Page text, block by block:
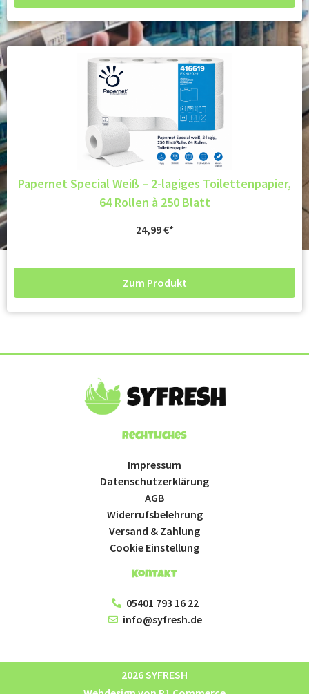
Papernet Special Weiß – 2-lagiges Toilettenpapier,
64 Rollen à 250 Blatt
24,99€
Zum Produkt
Rechtliches
Impressum
Datenschutzerklärung
AGB
Widerrufsbelehrung
Versand & Zahlung
Cookie Einstellung
Kontakt
05401 793 16 22
info@syfresh.de
2026 SYFRESH